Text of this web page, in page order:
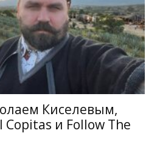
Киселевым,
и Follow The